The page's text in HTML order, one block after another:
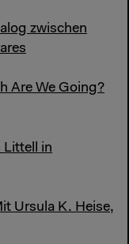
zwischen
Are We Going?
Littell in
Ursula K. Heise,